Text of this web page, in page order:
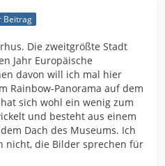
Beitrag
Die zweitgrößte Stadt
Jahr Europäische
davon will ich mal hier
Rainbow-Panorama auf dem
sich wohl ein wenig zum
und besteht aus einem
Dach des Museums. Ich
nicht, die Bilder sprechen für